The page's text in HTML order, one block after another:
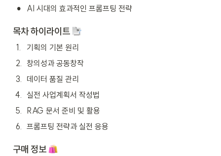
• AI 시대의 효과적인 프롬프팅 전략
목차 하이라이트
1 .
기획의 기본 원리
2. 창의성과 공동창작
3. 데이터 품질 관리
4. 실전 사업계획서 작성법
5.
RAG 문서 준비 및 활용
6. 프롬프팅 전략과 실전 응용
구매 정보